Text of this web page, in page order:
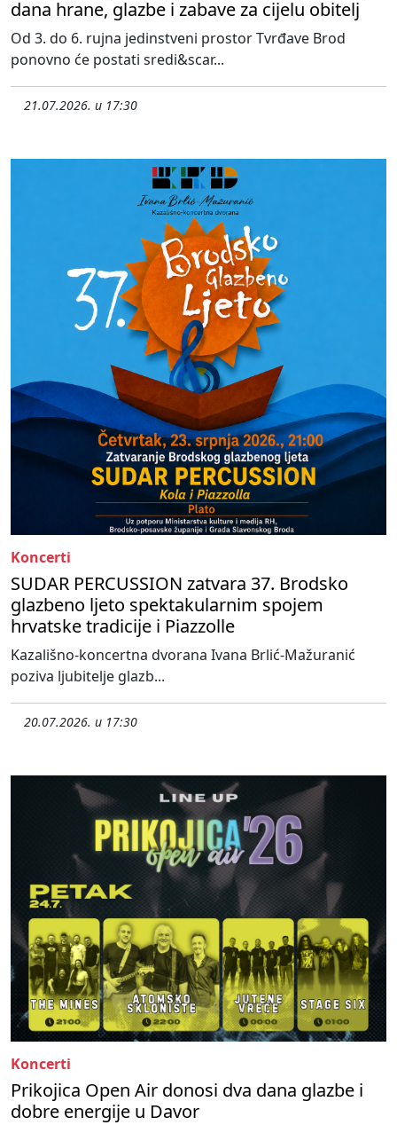
dana hrane, glazbe i zabave za cijelu obitelj
Od 3. do 6. rujna jedinstveni prostor Tvrđave Brod
ponovno će postati sredi&scar...
21.07.2026. u 17:30
Koncerti
SUDAR PERCUSSION zatvara 37. Brodsko
glazbeno ljeto spektakularnim spojem
hrvatske tradicije i Piazzolle
Kazališno-koncertna dvorana Ivana Brlić-Mažuranić
poziva ljubitelje glazb...
20.07.2026. u 17:30
Koncerti
Prikojica Open Air donosi dva dana glazbe i
dobre energije u Davor